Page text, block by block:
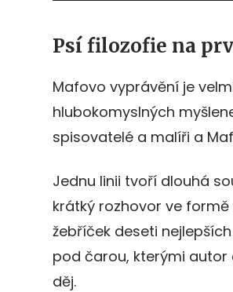
Psí filozofie na
Mafovo vyprávění je
hlubokomyslných
spisovatelé a malíři a
Jednu linii tvoří dlouhá
krátký rozhovor ve
žebříček deseti
pod čarou, kterými
děj.